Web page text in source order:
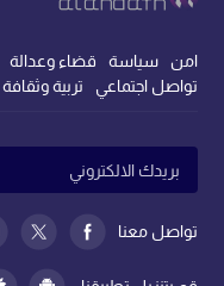
امن سياسة قضاء وعدالة
تواصل اجتماعي
تربية وثقافة
تواصل معنا